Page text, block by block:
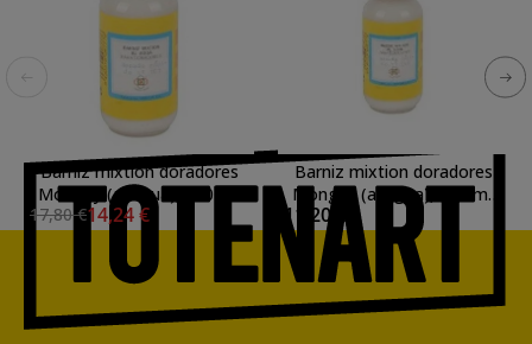
Barniz mixtion doradores
Mongay (al agua), 250 ml.
17,80 €14,24 €
Barniz mixtion doradores
Mongay (al agua), 250 ml.
(SECADO RÁPIDO)
11,20 €